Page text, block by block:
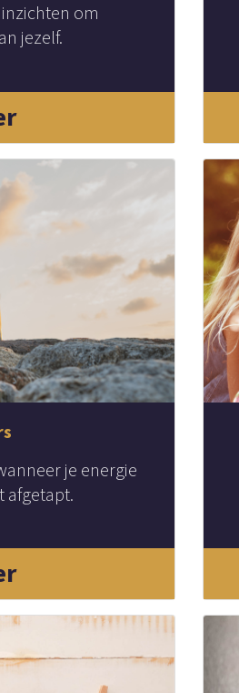
om
jezelf.
je energie
afgetapt.